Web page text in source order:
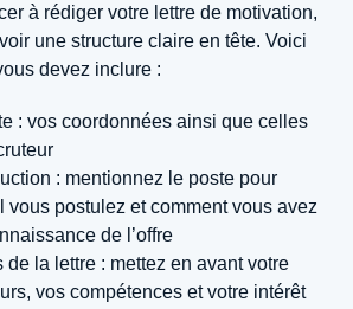
à rédiger votre lettre de motivation,
une structure claire en tête. Voici
devez inclure :
: vos coordonnées ainsi que celles
: mentionnez le poste pour
vous postulez et comment vous avez
de l’offre
de la lettre : mettez en avant votre
vos compétences et votre intérêt